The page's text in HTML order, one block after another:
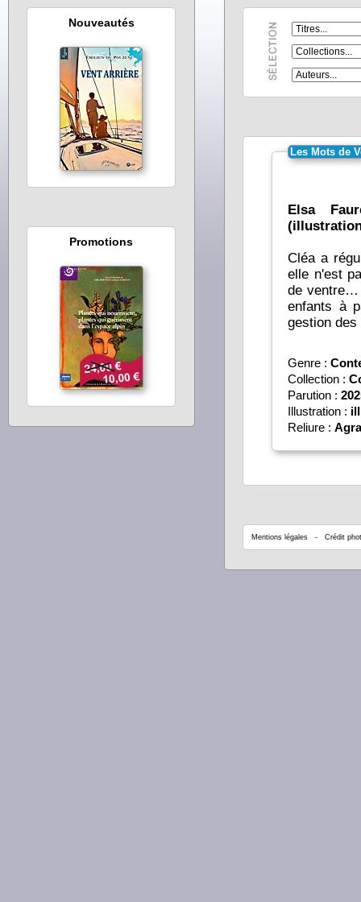
Les Mots de
Elsa
Cléa a
elle n'est
de ventre…
enfants à
gestion
Genre :
Collection :
Parution :
Illustration :
Reliure :
Mentions légales - Crédit
Nouveautés
Promotions